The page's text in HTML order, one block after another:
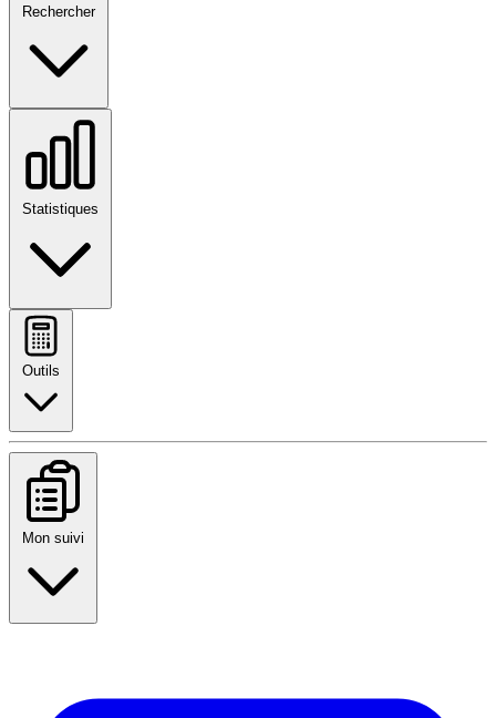
Rechercher
Statistiques
Outils
Mon suivi